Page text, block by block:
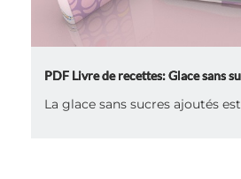
PDF Livre de recettes: Glace sans
La glace sans sucres ajoutés